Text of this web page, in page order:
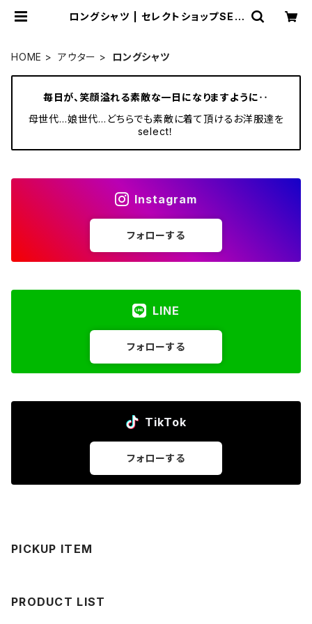
ロングシャツ | セレクトショップSEN
HOME アウター ロングシャツ
毎日が、笑顔溢れる素敵な一日になりますように‥
母世代…娘世代…どちらでも素敵に着て頂けるお洋服達を
select！
Instagram
フォローする
LINE
フォローする
TikTok
フォローする
PICKUP ITEM
PRODUCT LIST